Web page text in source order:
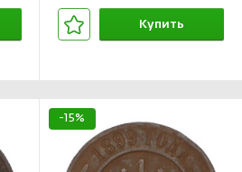
Купить
-15%